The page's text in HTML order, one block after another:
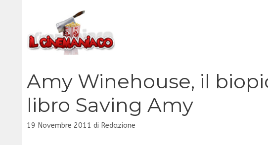
contenuto
Amy Winehouse, il
libro Saving Amy
19 Novembre 2011 di Redazione